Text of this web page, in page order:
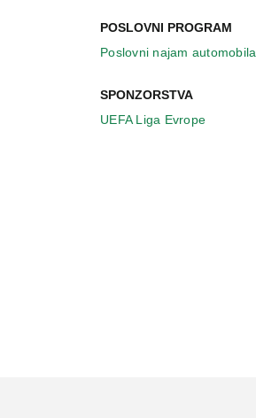
POSLOVNI PROGRAM
Poslovni najam automobila
SPONZORSTVA
UEFA Liga Evrope